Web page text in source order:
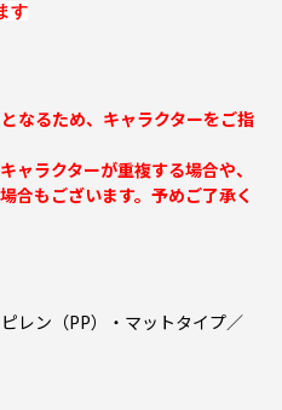
す
なるため、キャラクターをご指
ャラクターが重複する場合や、
合もございます。予めご了承く
レン（PP）・マットタイプ／